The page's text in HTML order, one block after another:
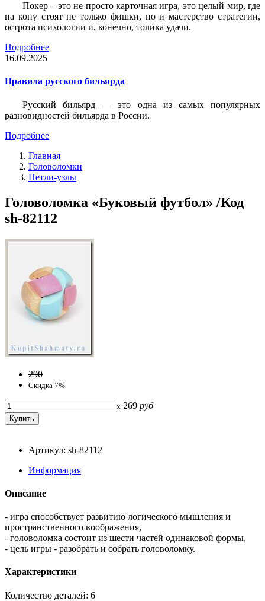
Покер – это не просто карточная игра, это целый мир, где
на кону стоят не только фишки, но и мастерство стратегии,
острота психологии и, конечно, толика удачи.
Подробнее
16.09.2025
Правила русского бильярда
Русский бильярд — это одна из самых популярных
разновидностей бильярда в России.
Подробнее
Главная
Головоломки
Петли-узлы
Головоломка «Буковый футбол» /Код
sh-82112
290
Скидка 7%
x 269 руб
Артикул: sh-82112
Информация
Описание
- игра способствует развитию логического мышления и
пространственного воображения,
- головоломка состоит из шести частей одинаковой формы,
- цель игры - разобрать и собрать головоломку.
Характеристики
Количество деталей: 6